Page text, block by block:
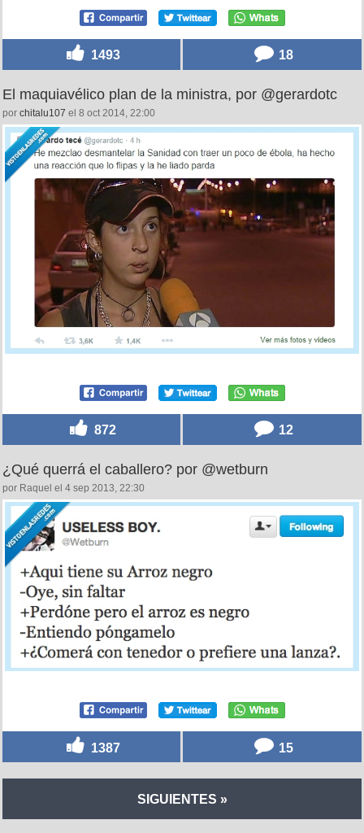
1493 18
El maquiavélico plan de la ministra, por @gerardotc
por chitalu107 el 8 oct 2014, 22:00
872 12
¿Qué querrá el caballero? por @wetburn
por Raquel el 4 sep 2013, 22:30
1387 15
SIGUIENTES »